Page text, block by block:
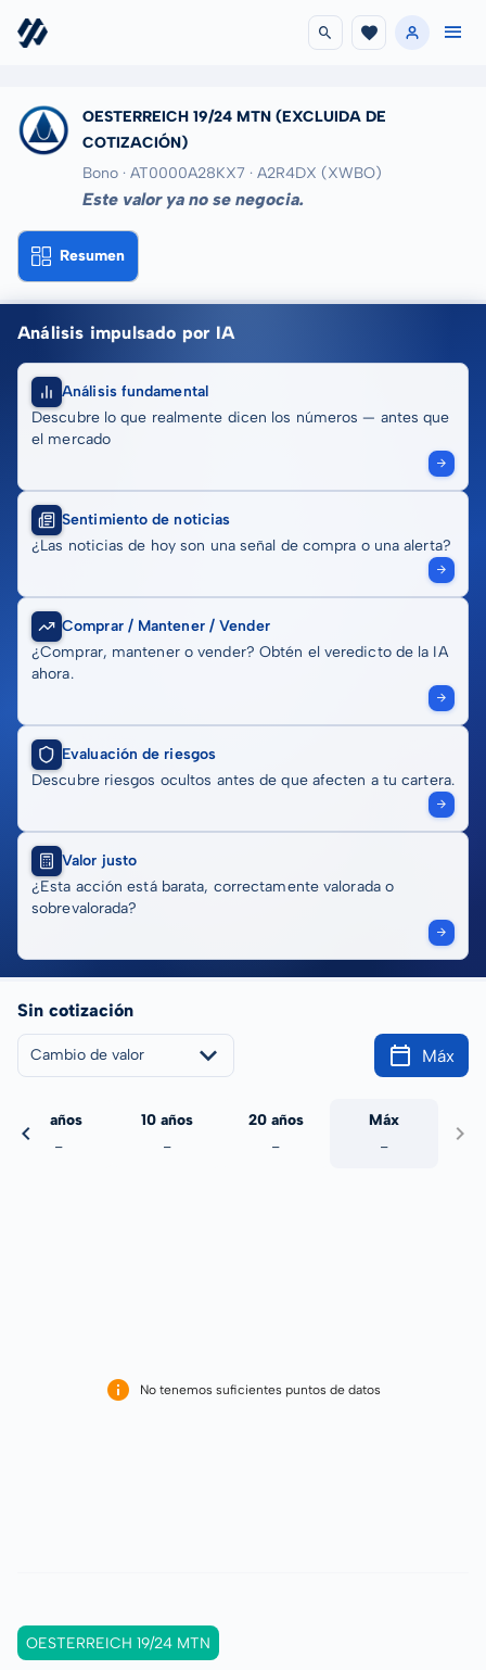
OESTERREICH 19/24 MTN (EXCLUIDA DE
COTIZACIÓN)
Bono · AT0000A28KX7 · A2R4DX (XWBO)
Este valor ya no se negocia.
Resumen
Análisis impulsado por IA
Análisis fundamental
Descubre lo que realmente dicen los números — antes que
el mercado
Sentimiento de noticias
¿Las noticias de hoy son una señal de compra o una alerta?
Comprar / Mantener / Vender
¿Comprar, mantener o vender? Obtén el veredicto de la IA
ahora.
Evaluación de riesgos
Descubre riesgos ocultos antes de que afecten a tu cartera.
Valor justo
¿Esta acción está barata, correctamente valorada o
sobrevalorada?
Sin cotización
Cambio de valor Máx
5 años
-
10 años
-
20 años
-
Máx
-
No tenemos suficientes puntos de datos
OESTERREICH 19/24 MTN